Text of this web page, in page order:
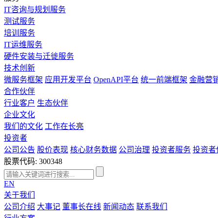
IT咨询与规划服务
测试服务
培训服务
IT运维服务
硬件安装与迁徙服务
技术创新
微服务框架 应用开发平台 OpenAPI平台 统一前端框架 金融营
合作伙伴
行业客户 生态伙伴
企业文化
我们的文化 工作在长亮
投资者
公司公告 股价表现 核心财务数据 公司治理 投资者服务 投资者
股票代码: 300348
EN
关于我们
公司介绍 大事记 董事长在线 新闻动态 联系我们